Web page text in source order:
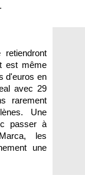
est même
d'euros en
avec 29
rarement
Une
passer à
les
une